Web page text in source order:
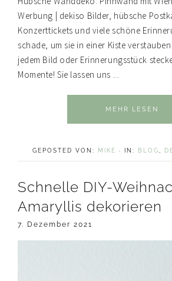
Werbung | dekiso Bilder, hübsche
Konzerttickets und viele schöne
schade, um sie in einer Kiste
jedem Bild oder Erinnerungsstück
Momente! Sie lassen uns ...
MEHR LESEN
GEPOSTED VON: MIKE · IN: BLOG
Schnelle DIY-
Amaryllis dekorieren
7. Dezember 2021